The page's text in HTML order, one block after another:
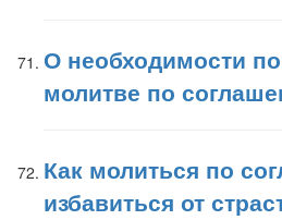
О необходимости
молитве по
Как молиться по
избавиться от